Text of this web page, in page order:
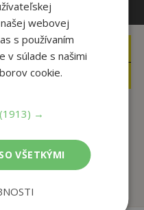
Ramita Navai,
webovej
s používaním
v súlade s našimi
cookie.
(1913) →
VŠETKÝMI